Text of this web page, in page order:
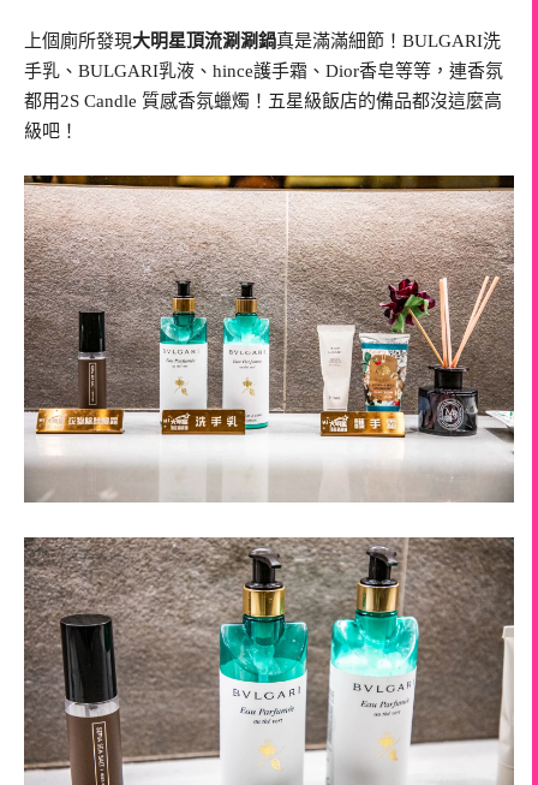
上個廁所發現大明星頂流涮涮鍋真是滿滿細節！BULGARI洗
手乳、BULGARI乳液、hince護手霜、Dior香皂等等，連香氛
都用2S Candle 質感香氛蠟燭！五星級飯店的備品都沒這麼高
級吧！